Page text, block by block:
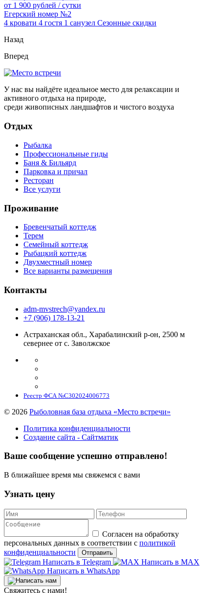
от 1 900 рублей / сутки
Егерский номер №2
4 кровати 4 гостя 1 санузел Сезонные скидки
Назад
Вперед
У нас вы найдёте идеальное место для релаксации и
активного отдыха на природе,
среди живописных ландшафтов и чистого воздуха
Отдых
Рыбалка
Профессиональные гиды
Баня & Бильярд
Парковка и причал
Ресторан
Все услуги
Проживание
Бревенчатый коттедж
Терем
Семейный коттедж
Рыбацкий коттедж
Двухместный номер
Все варианты размещения
Контакты
adm-mvstrech@yandex.ru
+7 (906) 178-13-21
Астраханская обл., Харабалинский р-он, 2500 м
севернее от с. Заволжское
Реестр ФСА №С302024006773
© 2026 Рыболовная база отдыха «Место встречи»
Политика конфиденциальности
Создание сайта - Сайтматик
Ваше сообщение успешно отправлено!
В ближайшее время мы свяжемся с вами
Узнать цену
Согласен на обработку
персональных данных в соответствии с политикой
конфиденциальности
Написать в Telegram
Написать в MAX
Написать в WhatsApp
Свяжитесь с нами!